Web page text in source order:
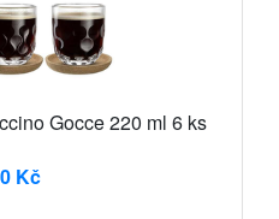
Gocce 220 ml 6 ks
Kč